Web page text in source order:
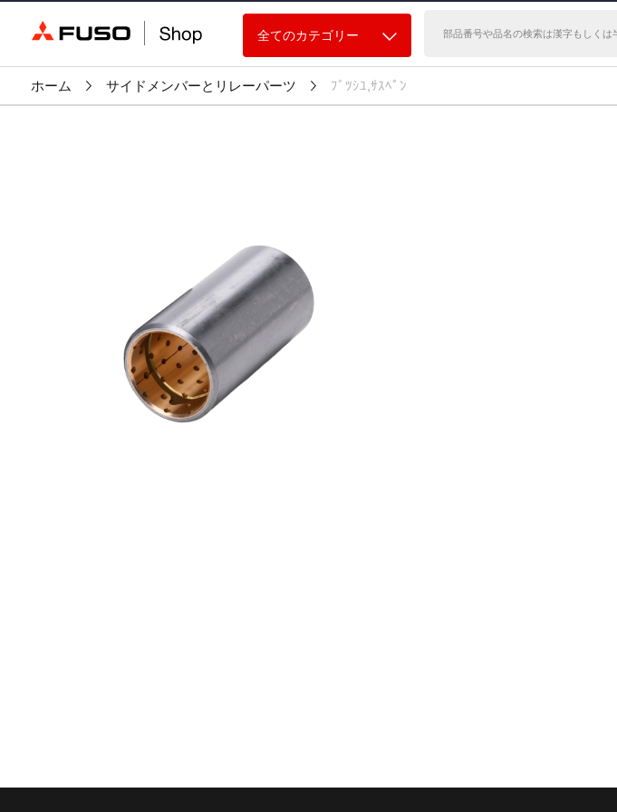
全てのカテゴリー
ホーム サイドメンバーとリレーパーツ ﾌﾞﾂｼﾕ,ｻｽﾍﾟﾝ